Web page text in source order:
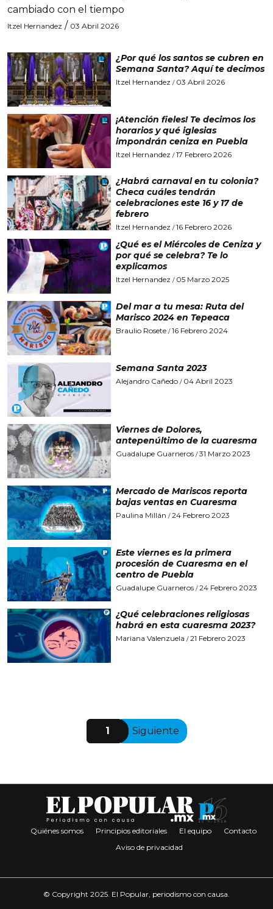
cambiado con el tiempo
Itzel Hernandez / 03 Abril 2026
¿Por qué los santos se cubren en
Semana Santa? Aquí te decimos
Itzel Hernandez / 03 Abril 2026
¡Atención fieles! Te decimos los
horarios y qué iglesias
impondrán ceniza en Puebla
Itzel Hernandez /17 Febrero 2026
¿Habrá carnaval en tu colonia?
Checa cuáles tendrán
celebraciones este 16 y 17 de
febrero
Itzel Hernandez /16 Febrero 2026
¿Qué es el Miércoles de Ceniza y
por qué se celebra? Te lo
explicamos
Itzel Hernandez / 05 Marzo 2025
Del mar a tu mesa: Ruta del
Marisco 2024 en Tepeaca
Braulio Rosete/16 Febrero 2024
Semana Santa 2023
Alejandro Cañedo/ 04 Abril 2023
Viernes de Dolores,
antepenúltimo de la cuaresma
Guadalupe Guarneros/31 Marzo 2023
Mercado de Mariscos reporta
bajas ventas en Cuaresma
Paulina Millán /24 Febrero 2023
Este viernes es la primera
procesión de Cuaresma en el
centro de Puebla
Guadalupe Guarneros/24 Febrero 2023
¿Qué celebraciones religiosas
habrá en esta cuaresma 2023?
Mariana Valenzuela /21 Febrero 2023
1 Siguiente
Quiénes somos Principios editoriales El equipo
Contacto
Aviso de privacidad
© Copyright 2025. El Popular, periodismo con causa.